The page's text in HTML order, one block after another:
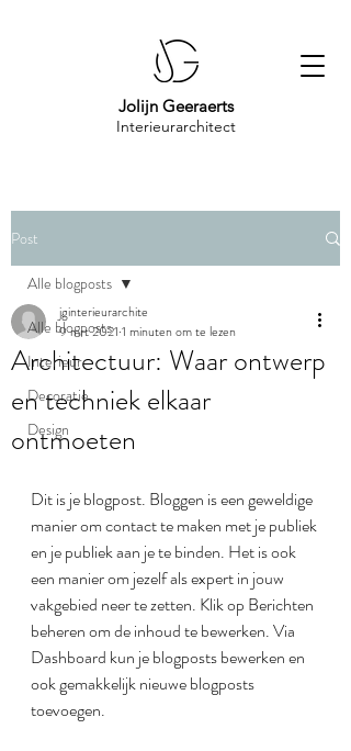
Jolijn Geeraerts
Interieurarchitect
Post
Alle blogposts
Interieur
Decoratie
Design
Alle blogposts
Architectuur: Waar ontwerp
en techniek elkaar
ontmoeten
jginterieurarchite
9 mrt 2021 1 minuten om te lezen
Dit is je blogpost. Bloggen is een geweldige
manier om contact te maken met je publiek
en je publiek aan je te binden. Het is ook
een manier om jezelf als expert in jouw
vakgebied neer te zetten. Klik op Berichten
beheren om de inhoud te bewerken. Via
Dashboard kun je blogposts bewerken en
ook gemakkelijk nieuwe blogposts
toevoegen.